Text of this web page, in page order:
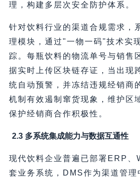
理，构建多层次安全防护体系。
针对饮料行业的渠道合规需求，
理模块，通过"一物一码"技术实
踪。每瓶饮料的物流单号与销售
据实时上传区块链存证，当出现
统自动预警，并冻结违规经销商
机制有效遏制窜货现象，维护区
保护经销商合作积极性。
2.3 多系统集成能力与数据互通性
现代饮料企业普遍已部署ERP、
套业务系统，DMS作为渠道管理